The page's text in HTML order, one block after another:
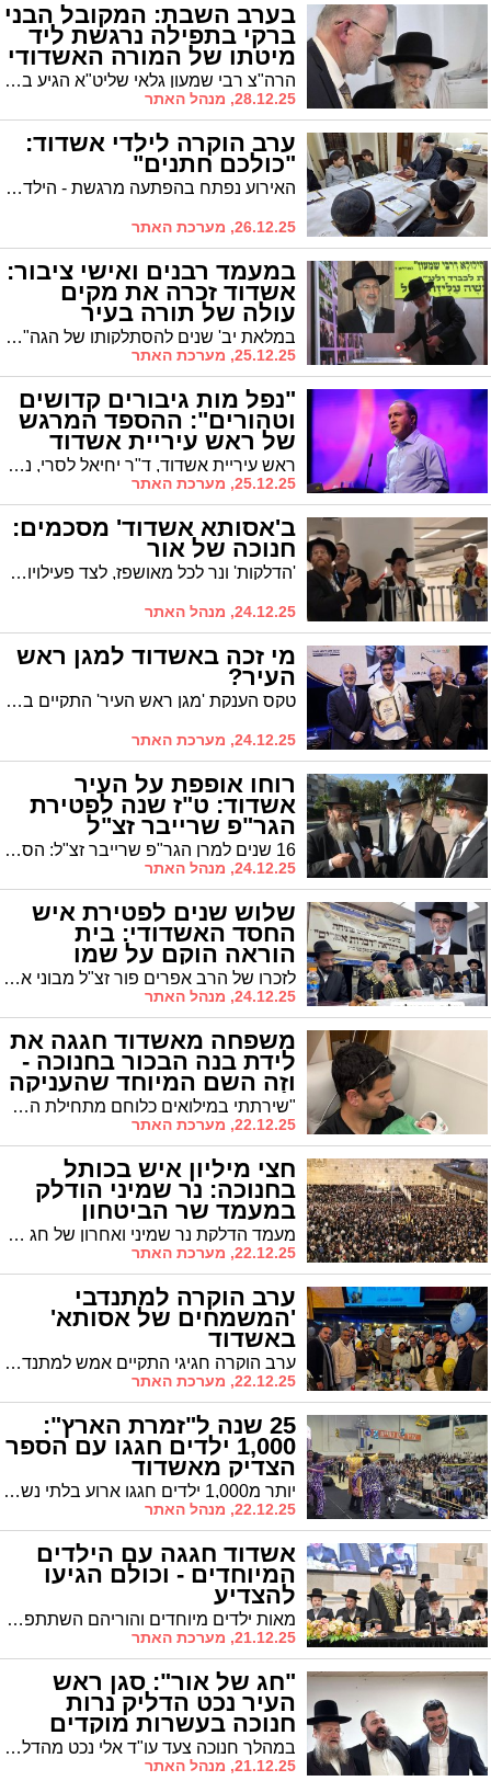
בערב השבת: המקובל הבני
ברקי בתפילה נרגשת ליד
מיטתו של המורה האשדודי
הרה"צ רבי שמעון גלאי שליט"א הגיע במיוחד בערב שבת לעיר במטרה לערוך תפילה ליד מיטתו של הרב יחיאל ברונר לרפו"ש
28.12.25, מנהל האתר
ערב הוקרה לילדי אשדוד:
"כולכם חתנים"
האירוע נפתח בהפתעה מרגשת - הילדים הוזמנו לבית הכנסת, שם זכו להתברך מפי המרא דאתרא הרב יוסף שיינין, שבירך את הנערים שיזכו להמשיך בהתמדה בתורה הקדושה מתוך נחת ובריאות. הרב גם בירך את ר' אלי על פעילותו המיוחדת למען הקהילה
26.12.25, מערכת האתר
במעמד רבנים ואישי ציבור:
אשדוד זכרה את מקים
עולה של תורה בעיר
במלאת יב' שנים להסתלקותו של הגה"צ רבי שמעון כהן זצ"ל ראש מוסדות 'תהילה לדוד', ראש הישיבה לצעירים 'תורה אור' ורב שכונה ברובע א' ממקימי עולה של תורה הראשונים באשדוד, התקיימה הילולא רבה במעמד רבנים חשובים וקהל רחב
25.12.25, מערכת האתר
"נפל מות גיבורים קדושים
וטהורים": ההספד המרגש
של ראש עיריית אשדוד
ראש עיריית אשדוד, ד"ר יחיאל לסרי, נשא הספד מרגש ללוויתו של דן דוד אלקיים הי"ד, תושב העיר בן ה-27 שנרצח לפני שבועיים בפיגוע הטרור בבית הכנסת בסידני, אוסטרליה. בדבריו תיאר ראש העיר את הגבורה והאצילות שהפגין דן ברגעי חייו האחרונים.
25.12.25, מערכת האתר
ב'אסותא אשדוד' מסכמים:
חנוכה של אור
'הדלקות' ונר לכל מאושפז, לצד פעילויות לילדים ולנשים: "מוסיפים והולכים"
24.12.25, מנהל האתר
מי זכה באשדוד למגן ראש
העיר?
טקס הענקת 'מגן ראש העיר' התקיים באשדוד למתנדבים וארגונים מצטיינים לשנת 2025, בהשתתפות ראש העיר ד"ר יחיאל לסרי, הנהלת העיר, ארגוני החירום וההצלה ומתנדבים מצטיינים
24.12.25, מערכת האתר
רוחו אופפת על העיר
אשדוד: ט"ז שנה לפטירת
הגר"פ שרייבר זצ"ל
16 שנים למרן הגר"פ שרייבר זצ"ל: הסיור האחרון של מרן הגר"פ שרייבר זצ"ל ב'תיקון העירוב' לפני פטירתו עם יו"ר המועה"ד הרב עובדיה דהן ורבני מחלקת עירובין || השבוע במועה"ד ממשיכים בהוספת קו העירוב גם לדעת מרן השולחן ערוך בין רובע ג' לרובע ז'
24.12.25, מנהל האתר
שלוש שנים לפטירת איש
החסד האשדודי: בית
הוראה הוקם על שמו
לזכרו של הרב אפרים פור זצ"ל מבוני אשדוד החרדית: בית ההוראה "דברות אפרים" נפתח בעיר בני ברק. הראש"ל הגר"י יוסף: "חובת בית ההוראה לא למהר לפסוק הלכה"
24.12.25, מנהל האתר
משפחה מאשדוד חגגה את
לידת בנה הבכור בחנוכה -
וזה השם המיוחד שהעניקה
לו "שירתתי במילואים כלוחם מתחילת המלחמה", מספר מאור, "והערצתי את סיפור הגבורה של ענר שפירא ז"ל. אני לא מכיר אותו או מישהו מהמשפחה באופן אישי, אבל הוא נתן לנו המון השראה"
22.12.25, מערכת האתר
חצי מיליון איש בכותל
בחנוכה: נר שמיני הודלק
במעמד שר הביטחון
מעמד הדלקת נר שמיני ואחרון של חג החנוכה התקיים אמש ברחבת הכותל המערבי בסימן "ניצחון הרוח", בהשתתפות שר הביטחון ישראל כץ, מערכת הביטחון, כוחות ההצלה והכבאות, חיילי צה"ל ורבבות מתפללים
22.12.25, מערכת האתר
ערב הוקרה למתנדבי
'המשמחים של אסותא'
באשדוד
ערב הוקרה חגיגי התקיים אמש למתנדבי "המשמחים של אסותא", הפועלים במסירות מזה שש שנים לשמח את החולים ובני משפחותיהם בבית החולים אסותא באשדוד.
22.12.25, מערכת האתר
25 שנה ל"זמרת הארץ":
1,000 ילדים חגגו עם הספר
הצדיק מאשדוד
יותר מ1,000 ילדים חגגו ארוע בלתי נשכח עם רבי משה נגאטי, "הספר הצדיק מאשדוד", במלואת 25 לפעילות הארגון. עוד השתתפו: עמי מיימון ורבי מאיר אבוחצירא
22.12.25, מנהל האתר
אשדוד חגגה עם הילדים
המיוחדים - וכולם הגיעו
להצדיע
מאות ילדים מיוחדים והוריהם השתתפו במסיבת החנוכה השנתית שנערכה ביום רביעי נר ג' דחנוכה באולם שעל ידי מרכז פיס באשדוד, בה פועלים מוסדות של רשת 'צהר הלב'.
21.12.25, מערכת האתר
"חג של אור": סגן ראש
העיר נכט הדליק נרות
חנוכה בעשרות מוקדים
ברחבי אשדוד במהלך חנוכה צעד עו"ד אלי נכט מהדלקה להדלקה כשהוא מעלה את האור: "חג של אור ואחדות"
21.12.25, מנהל האתר